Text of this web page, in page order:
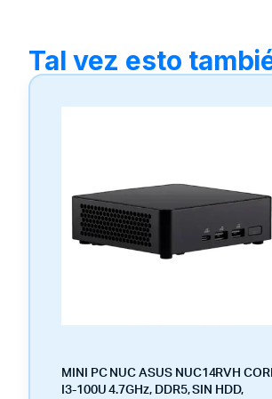
Tal vez esto
MINI PC NUC ASUS NUC14RVH
I3-100U 4.7GHz, DDR5, SIN HDD,